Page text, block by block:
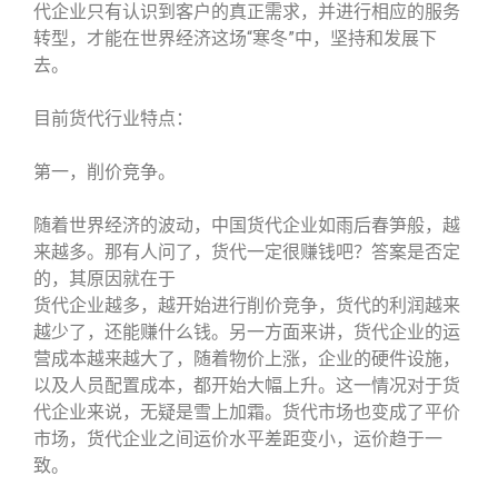
代企业只有认识到客户的真正需求，并进行相应的服务
转型，才能在世界经济这场“寒冬”中，坚持和发展下
去。
目前货代行业特点：
第一，削价竞争。
随着世界经济的波动，中国货代企业如雨后春笋般，越
来越多。那有人问了，货代一定很赚钱吧？答案是否定
的，其原因就在于
货代企业越多，越开始进行削价竞争，货代的利润越来
越少了，还能赚什么钱。另一方面来讲，货代企业的运
营成本越来越大了，随着物价上涨，企业的硬件设施，
以及人员配置成本，都开始大幅上升。这一情况对于货
代企业来说，无疑是雪上加霜。货代市场也变成了平价
市场，货代企业之间运价水平差距变小，运价趋于一
致。